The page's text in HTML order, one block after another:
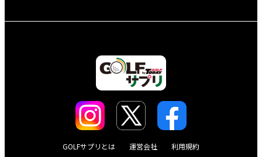
GOLFサプリとは 運営会社 利用規約